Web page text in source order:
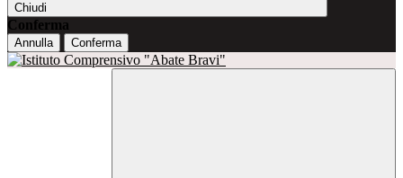
Chiudi
Conferma
Annulla Conferma